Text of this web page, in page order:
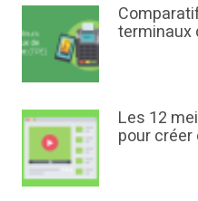
terminaux
Les 12
pour